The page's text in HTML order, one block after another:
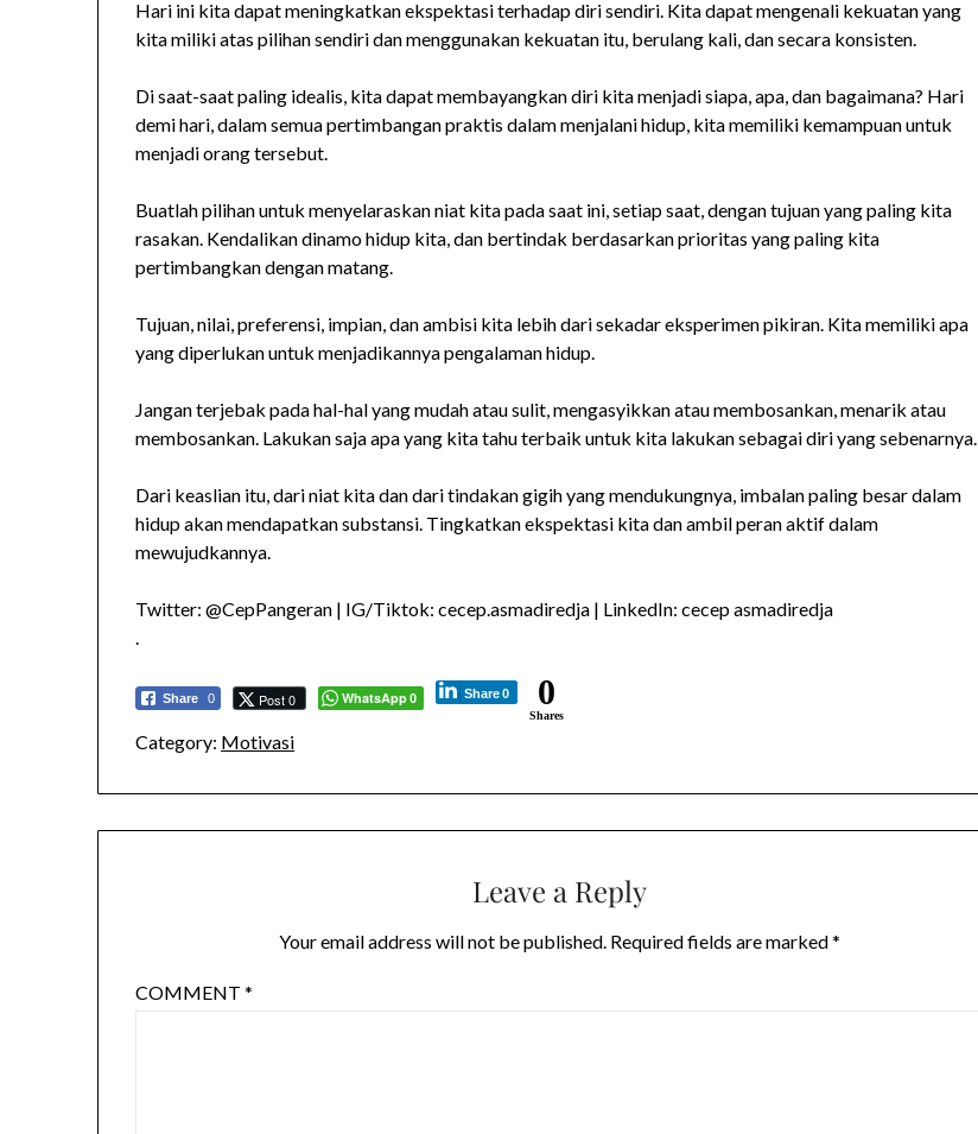
Hari ini kita dapat meningkatkan ekspektasi terhadap diri sendiri. Kita dapat mengenali kekuatan yang
kita miliki atas pilihan sendiri dan menggunakan kekuatan itu, berulang kali, dan secara konsisten.
Di saat-saat paling idealis, kita dapat membayangkan diri kita menjadi siapa, apa, dan bagaimana? Hari
demi hari, dalam semua pertimbangan praktis dalam menjalani hidup, kita memiliki kemampuan untuk
menjadi orang tersebut.
Buatlah pilihan untuk menyelaraskan niat kita pada saat ini, setiap saat, dengan tujuan yang paling kita
rasakan. Kendalikan dinamo hidup kita, dan bertindak berdasarkan prioritas yang paling kita
pertimbangkan dengan matang.
Tujuan, nilai, preferensi, impian, dan ambisi kita lebih dari sekadar eksperimen pikiran. Kita memiliki apa
yang diperlukan untuk menjadikannya pengalaman hidup.
Jangan terjebak pada hal-hal yang mudah atau sulit, mengasyikkan atau membosankan, menarik atau
membosankan. Lakukan saja apa yang kita tahu terbaik untuk kita lakukan sebagai diri yang sebenarnya.
Dari keaslian itu, dari niat kita dan dari tindakan gigih yang mendukungnya, imbalan paling besar dalam
hidup akan mendapatkan substansi. Tingkatkan ekspektasi kita dan ambil peran aktif dalam
mewujudkannya.
Twitter: @CepPangeran | IG/Tiktok: cecep.asmadiredja | LinkedIn: cecep asmadiredja
.
Share 0 Post 0 WhatsApp0 Share0 0
Shares
Category: Motivasi
Leave a Reply
Your email address will not be published. Required fields are marked*
COMMENT*